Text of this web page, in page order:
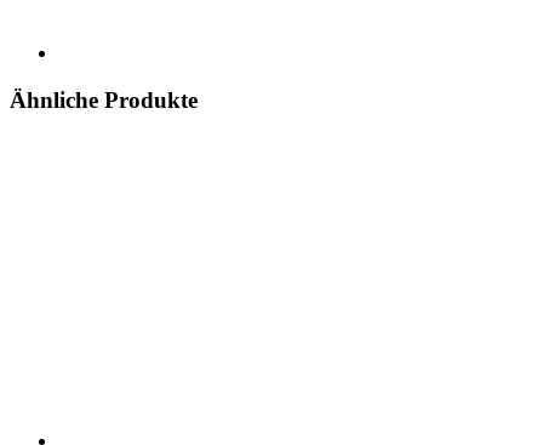
Ähnliche Produkte